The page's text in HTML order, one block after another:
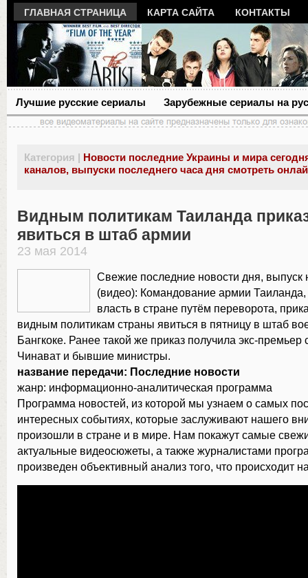
ГЛАВНАЯ СТРАНИЦА КАРТА САЙТА КОНТАКТЫ
Лучшие русские сериалы Зарубежные сериалы на
Категория | Новости последние Украины и мира
каналов, выпуски последнего часа дня смотреть
Видным политикам Таиланда
явиться в штаб армии
23 мая 2014
Свежие последние новости дня, выпуск
(видео): Командование армии
власть в стране путём переворота,
видным политикам страны явиться в пятницу в штаб
Бангкоке. Ранее такой же приказ получила экс-премьер
Чинават и бывшие министры.
название передачи: Последние новости
жанр: информационно-аналитическая программа
Программа новостей, из которой мы узнаем о самых
интересных событиях, которые заслуживают нашего
произошли в стране и в мире. Нам покажут самые
актуальные видеосюжеты, а также журналистами
произведен объективный анализ того, что происходит